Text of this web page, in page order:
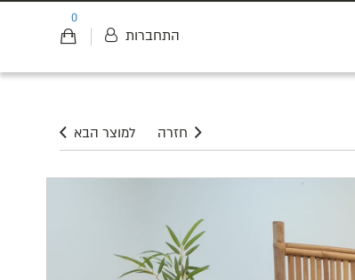
0
התחברות
למוצר הבא חזרה